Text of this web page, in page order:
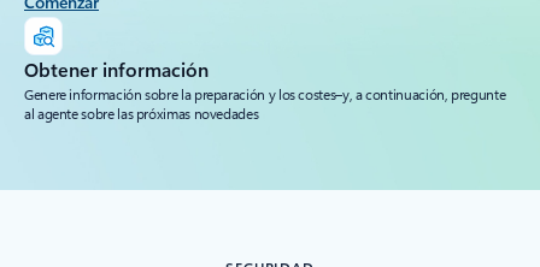
Obtener información
Genere información sobre la preparación y los costes–y, a continuación, pregunte
al agente sobre las próximas novedades